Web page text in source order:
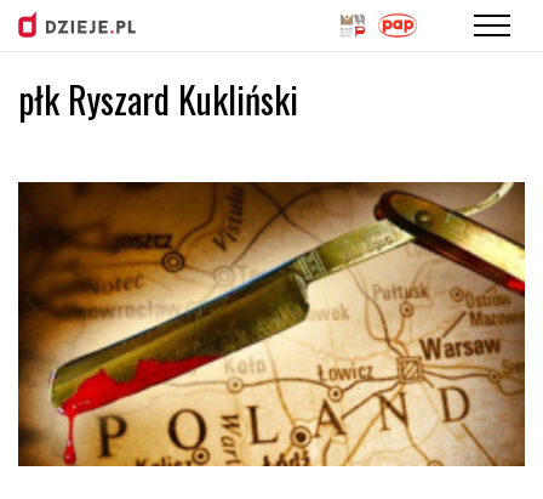
Przejdź
do
płk Ryszard Kukliński